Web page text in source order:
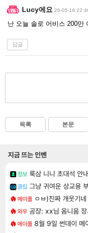
Lucy에요 26-05-16
난 오늘 솔로 어비스 200만
답글
목록 본문
지금 뜨는 인벤
정보 룩삼 니니 초대석 안내
클립 그냥 귀여운 상교용
메이플 ㅇㅂ)진짜 개웃기네
와우 공장: xx님 옴니움
메이플 8월 9일 썬데이 메